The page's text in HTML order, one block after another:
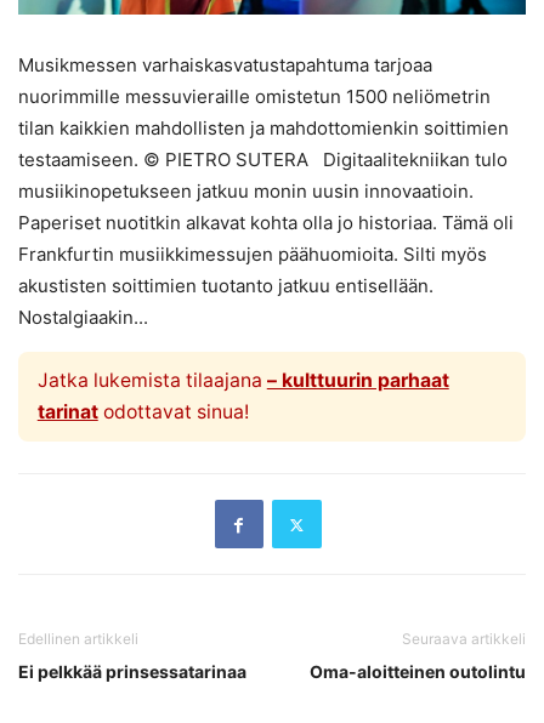
Musikmessen varhaiskasvatustapahtuma tarjoaa
nuorimmille messuvieraille omistetun 1500 neliömetrin
tilan kaikkien mahdollisten ja mahdottomienkin soittimien
testaamiseen. © PIETRO SUTERA Digitaalitekniikan tulo
musiikinopetukseen jatkuu monin uusin innovaatioin.
Paperiset nuotitkin alkavat kohta olla jo historiaa. Tämä oli
Frankfurtin musiikkimessujen päähuomioita. Silti myös
akustisten soittimien tuotanto jatkuu entisellään.
Nostalgiaakin...
Jatka lukemista tilaajana – kulttuurin parhaat
tarinatodottavat sinua!
Edellinen artikkeli
Ei pelkkää prinsessatarinaa
Seuraava artikkeli
Oma-aloitteinen outolintu